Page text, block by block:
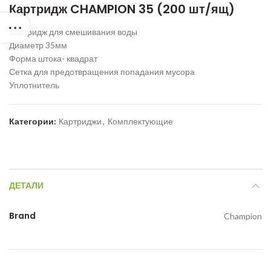
Картридж CHAMPION 35 (200 шт/ящ)
Картридж для смешивания воды
Диаметр 35мм
Форма штока- квадрат
Сетка для предотвращения попадания мусора
Уплотнитель
Категории: Картриджи, Комплектующие
ДЕТАЛИ
Brand Champion